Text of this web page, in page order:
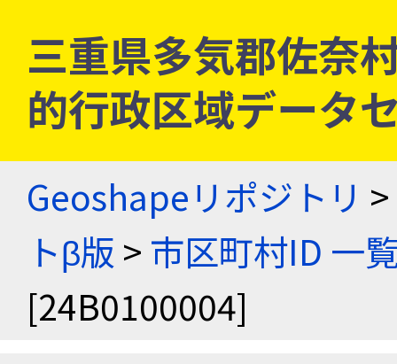
三重県多気郡佐奈
的行政区域データ
Geoshapeリポジトリ >
トβ版 > 市区町村ID 一
[24B0100004]